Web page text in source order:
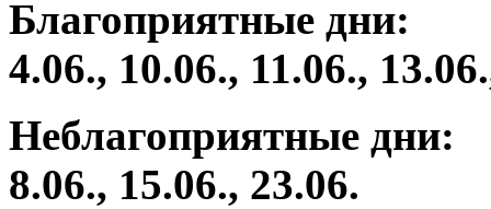
Благоприятные дни:
4.06., 10.06., 11.06.,
Неблагоприятные дни:
8.06., 15.06., 23.06.